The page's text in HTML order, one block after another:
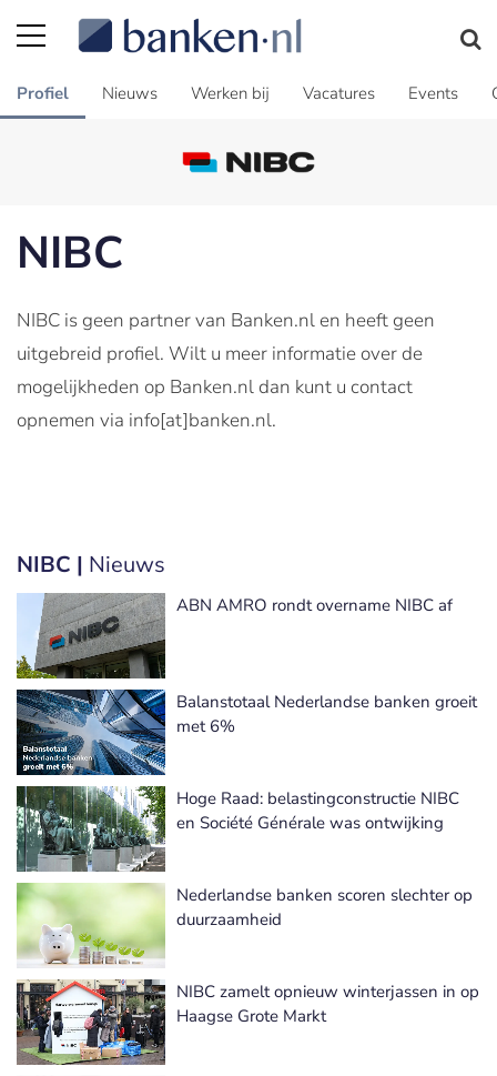
Profiel Nieuws Werken bij Vacatures Events
NIBC
NIBC is geen partner van Banken.nl en heeft geen
uitgebreid profiel. Wilt u meer informatie over de
mogelijkheden op Banken.nl dan kunt u contact
opnemen via info[at]banken.nl.
NIBC | Nieuws
ABN AMRO rondt overname NIBC af
Balanstotaal Nederlandse banken groeit
met 6%
Hoge Raad: belastingconstructie NIBC
en Société Générale was ontwijking
Nederlandse banken scoren slechter op
duurzaamheid
NIBC zamelt opnieuw winterjassen in op
Haagse Grote Markt